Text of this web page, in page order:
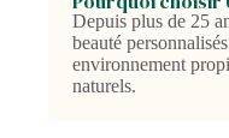
Depuis plus de 25
beauté
environnement
naturels.